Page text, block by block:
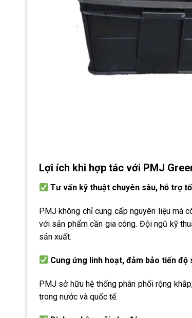
Lợi ích khi hợp tác với PMJ
Tư vấn kỹ thuật chuyên sâu, hỗ trợ
PMJ không chỉ cung cấp nguyên liệu mà
với sản phẩm cần gia công. Đội ngũ kỹ
sản xuất.
Cung ứng linh hoạt, đảm bảo tiến độ
PMJ sở hữu hệ thống phân phối rộng
trong nước và quốc tế.